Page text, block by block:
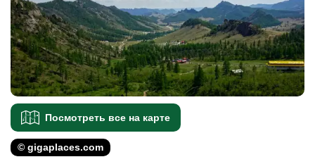
Посмотреть все на карте
© gigaplaces.com